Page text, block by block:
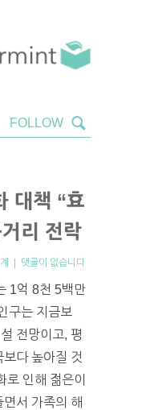
대책 “효
리 전락
| 댓글이 없습니다
1억 8천 5백만
구는 지금보
전망이고, 평
다 높아질 것
로 인해 젊은이
서 가족의 해